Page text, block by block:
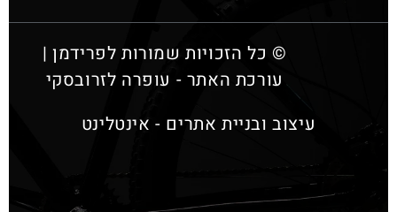
© כל הזכויות שמורות לפרידמן |
עורכת האתר - עופרה לזרובסקי
עיצוב ובניית אתרים - אינטלינט